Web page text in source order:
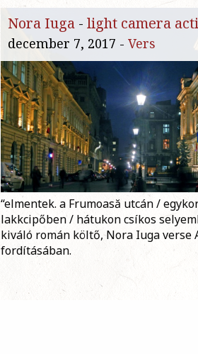
Nora Iuga - light camera
december 7, 2017 - Vers
“elmentek. a Frumoasă utcán /
lakkcipőben / hátukon csíkos
kiváló román költő, Nora Iuga verse
fordításában.